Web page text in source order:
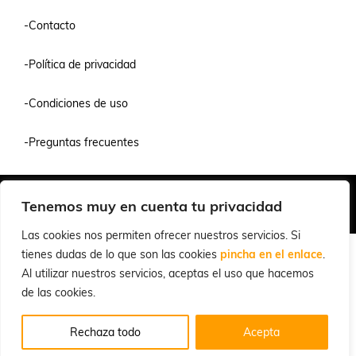
Tenemos muy en cuenta tu privacidad
Las cookies nos permiten ofrecer nuestros servicios. Si
tienes dudas de lo que son las cookies pincha en el enlace.
Al utilizar nuestros servicios, aceptas el uso que hacemos
de las cookies.
Rechaza todo Acepta
-Contacto
-Política de privacidad
-Condiciones de uso
-Preguntas frecuentes
© 2026 Cuchillalia.com